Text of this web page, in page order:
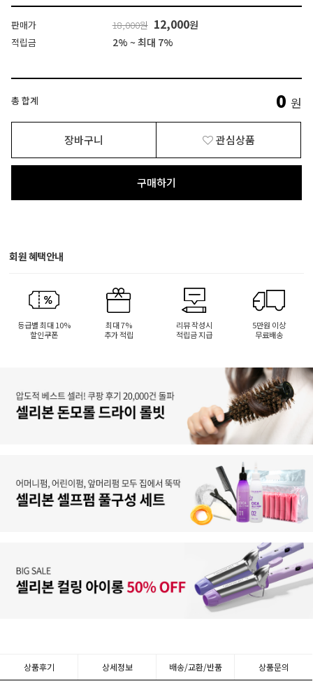
판매가 18,000원 12,000원
적립금 2% ~ 최대 7%
총 합계 0 원
장바구니 관심상품
구매하기
회원 혜택안내
등급별 최대 10%
할인쿠폰
최대 7%
추가 적립
리뷰 작성시
적립금 지급
5만원 이상
무료배송
상품후기 상세정보 배송/교환/반품 상품문의